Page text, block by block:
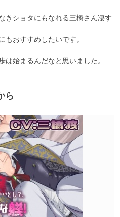
きショタにもなれる三橋さん凄す
おすすめしたいです。
は始まるんだなと思いました。
ら